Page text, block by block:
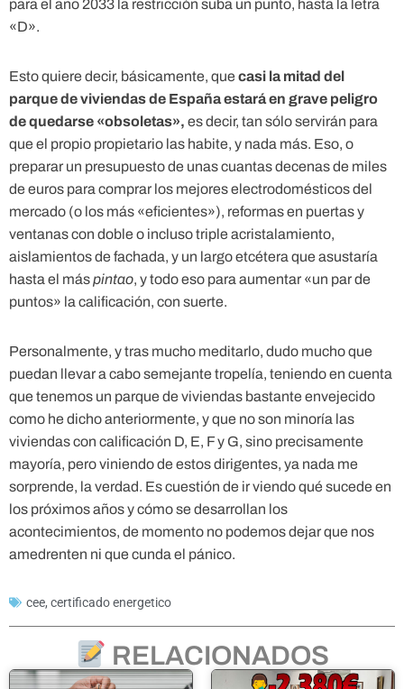
para el año 2033 la restricción suba un punto, hasta la letra
«D».
Esto quiere decir, básicamente, que casi la mitad del
parque de viviendas de España estará en grave peligro
de quedarse «obsoletas», es decir, tan sólo servirán para
que el propio propietario las habite, y nada más. Eso, o
preparar un presupuesto de unas cuantas decenas de miles
de euros para comprar los mejores electrodomésticos del
mercado (o los más «eficientes»), reformas en puertas y
ventanas con doble o incluso triple acristalamiento,
aislamientos de fachada, y un largo etcétera que asustaría
hasta el máspintao, y todo eso para aumentar «un par de
puntos» la calificación, con suerte.
Personalmente, y tras mucho meditarlo, dudo mucho que
puedan llevar a cabo semejante tropelía, teniendo en cuenta
que tenemos un parque de viviendas bastante envejecido
como he dicho anteriormente, y que no son minoría las
viviendas con calificación D, E, F y G, sino precisamente
mayoría, pero viniendo de estos dirigentes, ya nada me
sorprende, la verdad. Es cuestión de ir viendo qué sucede en
los próximos años y cómo se desarrollan los
acontecimientos, de momento no podemos dejar que nos
amedrenten ni que cunda el pánico.
cee, certificado energetico
RELACIONADOS